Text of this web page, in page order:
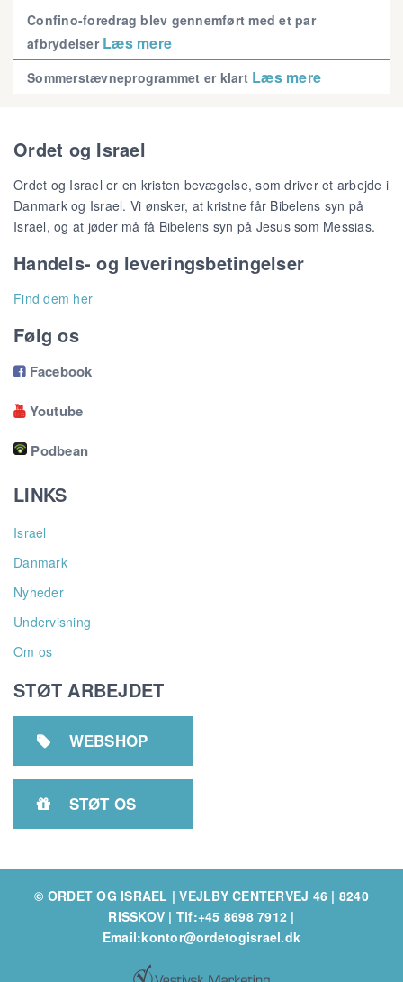
Confino-foredrag blev gennemført med et par
afbrydelser Læs mere
Sommerstævneprogrammet er klart Læs mere
Ordet og Israel
Ordet og Israel er en kristen bevægelse, som driver et arbejde i
Danmark og Israel. Vi ønsker, at kristne får Bibelens syn på
Israel, og at jøder må få Bibelens syn på Jesus som Messias.
Handels- og leveringsbetingelser
Find dem her
Følg os
Facebook
Youtube
Podbean
LINKS
Israel
Danmark
Nyheder
Undervisning
Om os
STØT ARBEJDET
 WEBSHOP
 STØT OS
© ORDET OG ISRAEL | VEJLBY CENTERVEJ 46 | 8240
RISSKOV | Tlf:+45 8698 7912 |
Email:kontor@ordetogisrael.dk